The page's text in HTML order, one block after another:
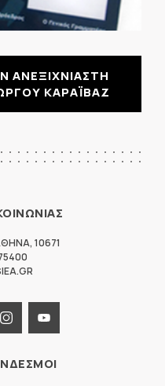
ΑΝΕΞΙΧΝΙΑΣΤΗ
ΚΑΡΑΪΒΑΖ
, 10671